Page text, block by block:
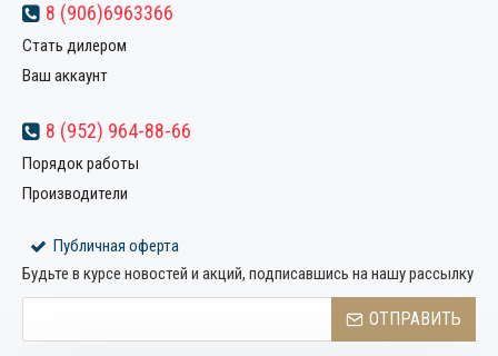
8 (906)6963366
Стать дилером
Ваш аккаунт
8 (952) 964-88-66
Порядок работы
Производители
Публичная оферта
Будьте в курсе новостей и акций, подписавшись на нашу рассылку
ОТПРАВИТЬ